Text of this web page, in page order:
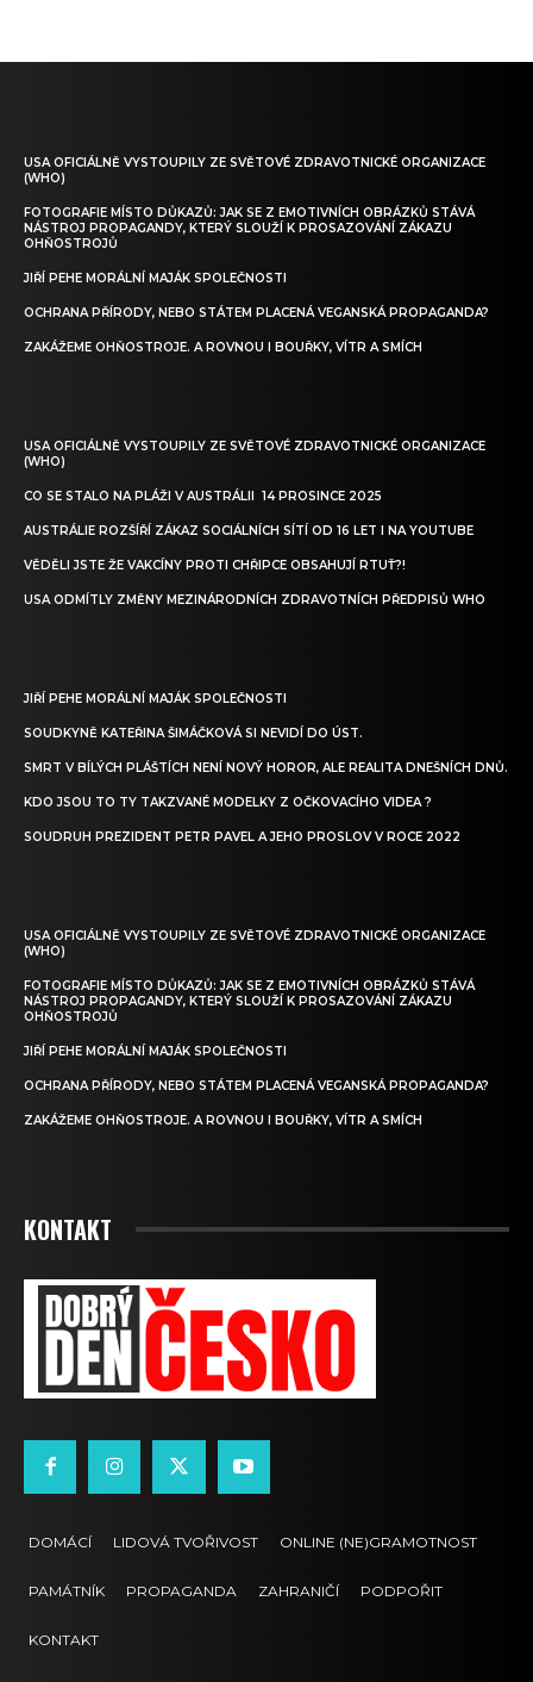
USA OFICIÁLNĚ VYSTOUPILY ZE SVĚTOVÉ ZDRAVOTNICKÉ ORGANIZACE
(WHO)
FOTOGRAFIE MÍSTO DŮKAZŮ: JAK SE Z EMOTIVNÍCH OBRÁZKŮ STÁVÁ
NÁSTROJ PROPAGANDY, KTERÝ SLOUŽÍ K PROSAZOVÁNÍ ZÁKAZU
OHŇOSTROJŮ
JIŘÍ PEHE MORÁLNÍ MAJÁK SPOLEČNOSTI
OCHRANA PŘÍRODY, NEBO STÁTEM PLACENÁ VEGANSKÁ PROPAGANDA?
ZAKÁŽEME OHŇOSTROJE. A ROVNOU I BOUŘKY, VÍTR A SMÍCH
USA OFICIÁLNĚ VYSTOUPILY ZE SVĚTOVÉ ZDRAVOTNICKÉ ORGANIZACE
(WHO)
CO SE STALO NA PLÁŽI V AUSTRÁLII 14 PROSINCE 2025
AUSTRÁLIE ROZŠÍŘÍ ZÁKAZ SOCIÁLNÍCH SÍTÍ OD 16 LET I NA YOUTUBE
VĚDĚLI JSTE ŽE VAKCÍNY PROTI CHŘIPCE OBSAHUJÍ RTUŤ?!
USA ODMÍTLY ZMĚNY MEZINÁRODNÍCH ZDRAVOTNÍCH PŘEDPISŮ WHO
JIŘÍ PEHE MORÁLNÍ MAJÁK SPOLEČNOSTI
SOUDKYNĚ KATEŘINA ŠIMÁČKOVÁ SI NEVIDÍ DO ÚST.
SMRT V BÍLÝCH PLÁŠTÍCH NENÍ NOVÝ HOROR, ALE REALITA DNEŠNÍCH DNŮ.
KDO JSOU TO TY TAKZVANÉ MODELKY Z OČKOVACÍHO VIDEA ?
SOUDRUH PREZIDENT PETR PAVEL A JEHO PROSLOV V ROCE 2022
USA OFICIÁLNĚ VYSTOUPILY ZE SVĚTOVÉ ZDRAVOTNICKÉ ORGANIZACE
(WHO)
FOTOGRAFIE MÍSTO DŮKAZŮ: JAK SE Z EMOTIVNÍCH OBRÁZKŮ STÁVÁ
NÁSTROJ PROPAGANDY, KTERÝ SLOUŽÍ K PROSAZOVÁNÍ ZÁKAZU
OHŇOSTROJŮ
JIŘÍ PEHE MORÁLNÍ MAJÁK SPOLEČNOSTI
OCHRANA PŘÍRODY, NEBO STÁTEM PLACENÁ VEGANSKÁ PROPAGANDA?
ZAKÁŽEME OHŇOSTROJE. A ROVNOU I BOUŘKY, VÍTR A SMÍCH
KONTAKT
DOMÁCÍ LIDOVÁ TVOŘIVOST ONLINE (NE)GRAMOTNOST
PAMÁTNÍK PROPAGANDA ZAHRANIČÍ PODPOŘIT
KONTAKT